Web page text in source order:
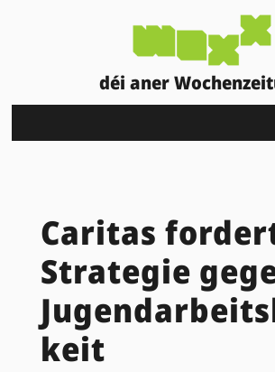
déi aner
Caritas
Strategie
keit